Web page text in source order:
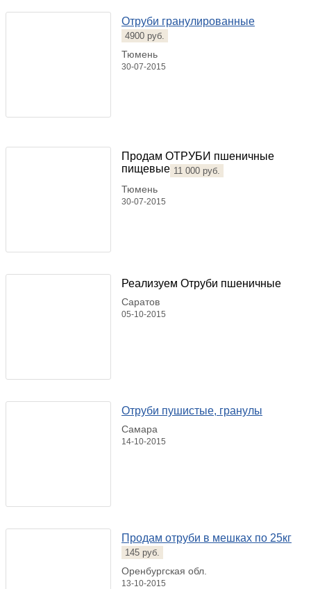
Отруби гранулированные
4900 руб.
Тюмень
30-07-2015
Продам ОТРУБИ пшеничные
пищевые 11 000 руб.
Тюмень
30-07-2015
Реализуем Отруби пшеничные
Саратов
05-10-2015
Отруби пушистые, гранулы
Самара
14-10-2015
Продам отруби в мешках по 25кг
145 руб.
Оренбургская обл.
13-10-2015